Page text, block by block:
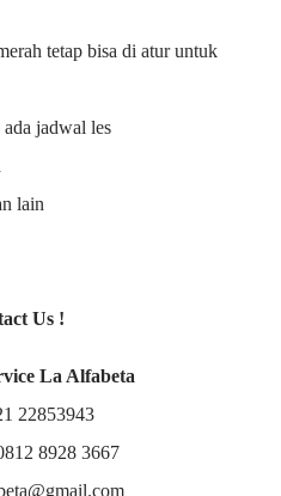
tetap bisa di atur untuk
jadwal les
lain
Us !
La Alfabeta
22853943
8928 3667